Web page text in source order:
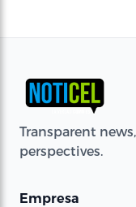
Transparent
perspectives.
Empresa